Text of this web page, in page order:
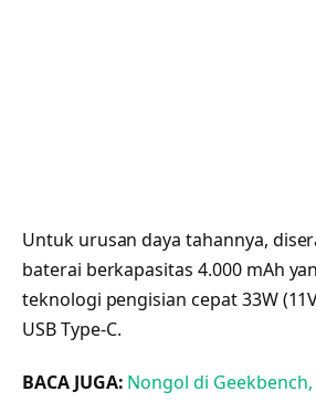
Untuk urusan daya tahannya,
baterai berkapasitas 4.000 mAh
teknologi pengisian cepat 33W
USB Type-C.
BACA JUGA: Nongol di Geekbench,